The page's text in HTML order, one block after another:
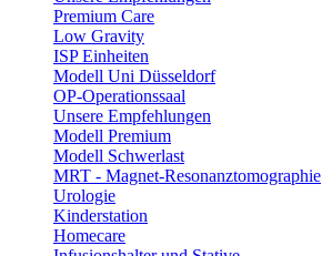
Premium Care
Low Gravity
ISP Einheiten
Modell Uni Düsseldorf
OP-Operationssaal
Unsere Empfehlungen
Modell Premium
Modell Schwerlast
MRT - Magnet-Resonanztomographie
Urologie
Kinderstation
Homecare